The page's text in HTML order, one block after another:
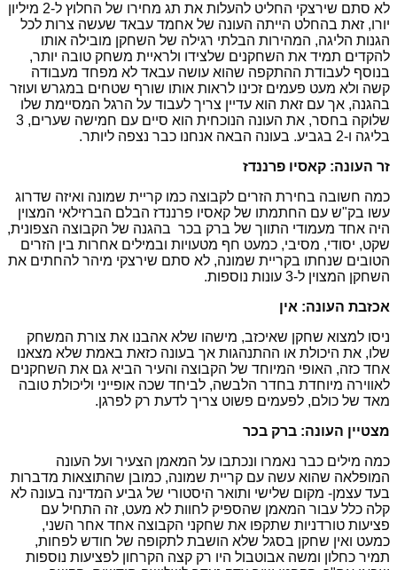
לא סתם שירצקי החליט להעלות את תג מחירו של החלוץ ל-2 מיליון
יורו, זאת בהחלט הייתה העונה של אחמד עבאד שעשה צרות לכל
הגנות הליגה, המהירות הבלתי רגילה של השחקן מובילה אותו
להקדים תמיד את השחקנים שלצידו ולראיית משחק טובה יותר,
בנוסף לעבודת ההתקפה שהוא עושה עבאד לא מפחד מעבודה
קשה ולא מעט פעמים זכינו לראות אותו שורף שטחים במגרש ועוזר
בהגנה, אך עם זאת הוא עדיין צריך לעבוד על הרגל המסיימת שלו
שלוקה בחסר, את העונה הנוכחית הוא סיים עם חמישה שערים, 3
בליגה ו-2 בגביע. בעונה הבאה אנחנו כבר נצפה ליותר.
זר העונה: קאסיו פרננדז
כמה חשובה בחירת הזרים לקבוצה כמו קריית שמונה ואיזה שדרוג
עשו בק"ש עם החתמתו של קאסיו פרננדז הבלם הברזילאי המצוין
היה אחד מעמודי התווך של ברק בכר בהגנה של הקבוצה הצפונית,
שקט, יסודי, מסיבי, כמעט חף מטעויות ובמילים אחרות בין הזרים
הטובים שנחתו בקריית שמונה, לא סתם שירצקי מיהר להחתים את
השחקן המצוין ל-3 עונות נוספות.
אכזבת העונה: אין
ניסו למצוא שחקן שאיכזב, מישהו שלא אהבנו את צורת המשחק
שלו, את היכולת או ההתנהגות אך בעונה כזאת באמת שלא מצאנו
אחד כזה, האופי המיוחד של הקבוצה והעיר הביא גם את השחקנים
לאווירה מיוחדת בחדר הלבשה, לביחד שכה אופייני וליכולת טובה
מאד של כולם, לפעמים פשוט צריך לדעת רק לפרגן.
מצטיין העונה: ברק בכר
כמה מילים כבר נאמרו ונכתבו על המאמן הצעיר ועל העונה
המופלאה שהוא עשה עם קריית שמונה, כמובן שהתוצאות מדברות
בעד עצמן- מקום שלישי ותואר היסטורי של גביע המדינה בעונה לא
קלה כלל עבור המאמן שהספיק לחוות לא מעט, זה התחיל עם
פציעות טורדניות שתקפו את שחקני הקבוצה אחד אחר השני,
כמעט ואין שחקן בסגל שלא הושבת לתקופה של חודש לפחות,
תמיר כחלון ומשה אבוטבול היו רק קצה הקרחון לפציעות נוספות